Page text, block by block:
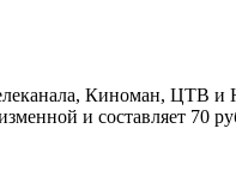
Киноман, ЦТВ
и составляет 70